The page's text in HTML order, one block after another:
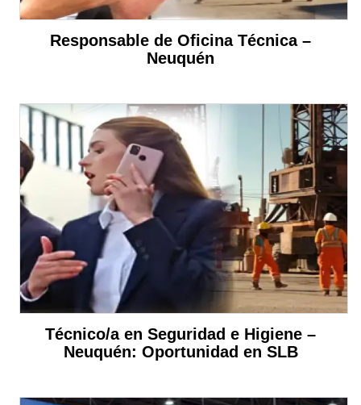
Responsable de Oficina Técnica –
Neuquén
Técnico/a en Seguridad e Higiene –
Neuquén: Oportunidad en SLB